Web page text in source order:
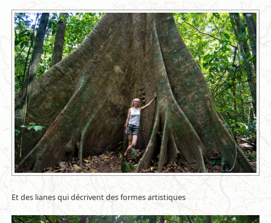
Et des lianes qui décrivent des formes artistiques